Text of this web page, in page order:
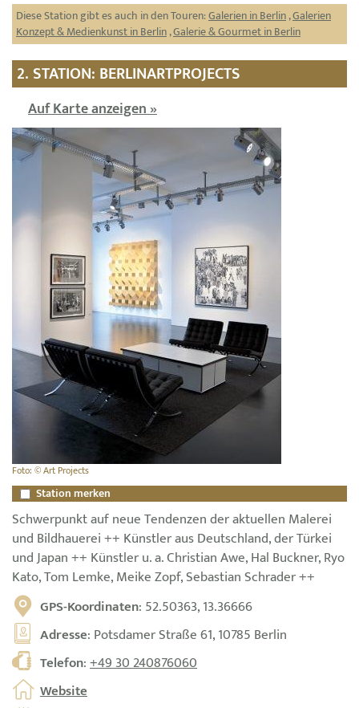
Diese Station gibt es auch in den Touren:Galerien in Berlin,Galerien
Konzept & Medienkunst in Berlin,Galerie & Gourmet in Berlin
2. STATION: BERLINARTPROJECTS
Auf Karte anzeigen »
Foto: © Art Projects
Station merken
Schwerpunkt auf neue Tendenzen der aktuellen Malerei
und Bildhauerei ++ Künstler aus Deutschland, der Türkei
und Japan ++ Künstler u. a. Christian Awe, Hal Buckner, Ryo
Kato, Tom Lemke, Meike Zopf, Sebastian Schrader ++
GPS-Koordinaten: 52.50363, 13.36666
Adresse: Potsdamer Straße 61, 10785 Berlin
Telefon:+49 30 240876060
Website